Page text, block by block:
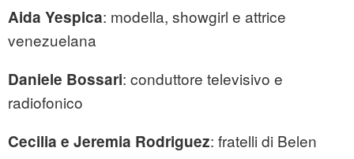
Aida Yespica: modella, showgirl e attrice
venezuelana
Daniele Bossari: conduttore televisivo e
radiofonico
Cecilia e Jeremia Rodriguez: fratelli di Belen